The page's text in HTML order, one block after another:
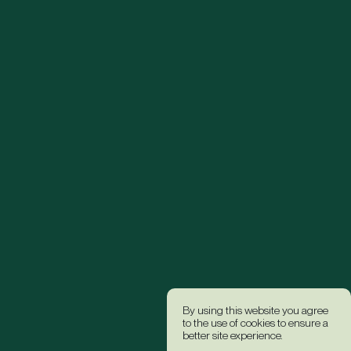
By using this website you agree
to the use of cookies to ensure a
better site experience.